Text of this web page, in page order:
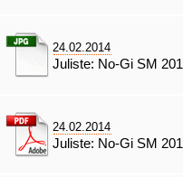
24.02.2014
Juliste: No-Gi SM
24.02.2014
Juliste: No-Gi SM